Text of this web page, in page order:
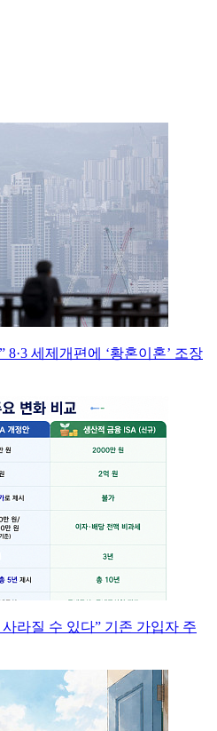
8·3 세제개편에 ‘황혼이혼’ 조장
사라질 수 있다” 기존 가입자 주